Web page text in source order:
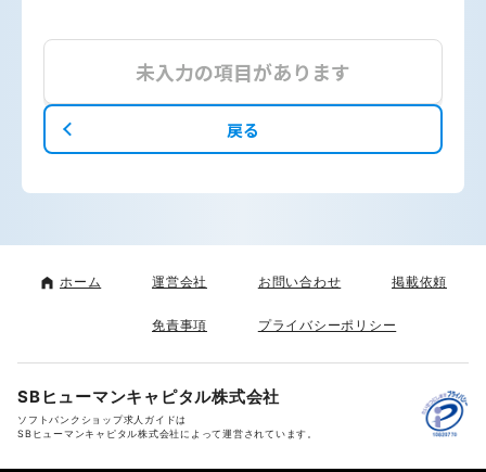
未入力の項目があります
戻る
ホーム 運営会社 お問い合わせ 掲載依頼
免責事項 プライバシーポリシー
SBヒューマンキャピタル株式会社
ソフトバンクショップ求人ガイドは
SBヒューマンキャピタル株式会社によって運営されています。